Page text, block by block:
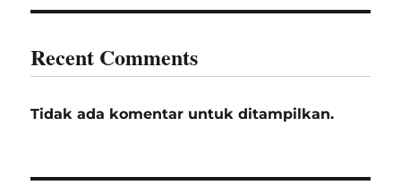
Recent Comments
Tidak ada komentar untuk ditampilkan.